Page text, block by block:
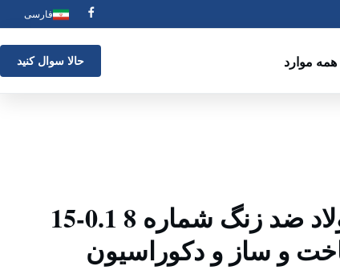
فارسی
همه موارد حالا سوال کنيد
ورق پایانی 304 فولاد ضد زنگ شماره 8 0.1-15
و ساز و دکوراسیون